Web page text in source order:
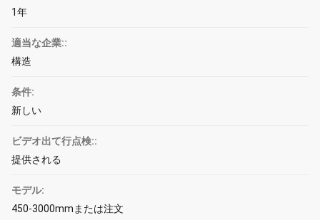
1年
適当な企業::
構造
条件:
新しい
ビデオ出て行点検::
提供される
モデル:
450-3000mmまたは注文